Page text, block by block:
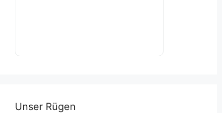
Unser Rügen